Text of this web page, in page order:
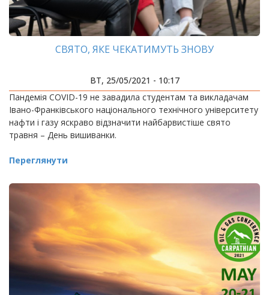
СВЯТО, ЯКЕ ЧЕКАТИМУТЬ ЗНОВУ
ВТ, 25/05/2021 - 10:17
Пандемія COVID-19 не завадила студентам та викладачам
Івано-Франківського національного технічного університету
нафти і газу яскраво відзначити найбарвистіше свято
травня – День вишиванки.
Переглянути